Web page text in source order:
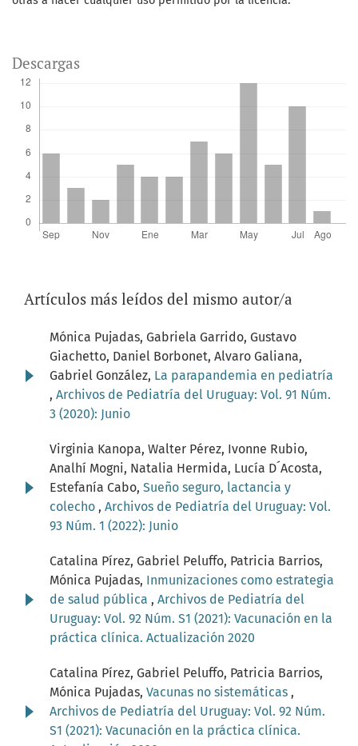
Descargas
Artículos más leídos del mismo autor/a
Mónica Pujadas, Gabriela Garrido, Gustavo
Giachetto, Daniel Borbonet, Alvaro Galiana,
Gabriel González, La parapandemia en pediatría
, Archivos de Pediatría del Uruguay: Vol. 91 Núm.
3 (2020): Junio
Virginia Kanopa, Walter Pérez, Ivonne Rubio,
Analhí Mogni, Natalia Hermida, Lucía D´Acosta,
Estefanía Cabo, Sueño seguro, lactancia y
colecho , Archivos de Pediatría del Uruguay: Vol.
93 Núm. 1 (2022): Junio
Catalina Pírez, Gabriel Peluffo, Patricia Barrios,
Mónica Pujadas, Inmunizaciones como estrategia
de salud pública , Archivos de Pediatría del
Uruguay: Vol. 92 Núm. S1 (2021): Vacunación en la
práctica clínica. Actualización 2020
Catalina Pírez, Gabriel Peluffo, Patricia Barrios,
Mónica Pujadas, Vacunas no sistemáticas ,
Archivos de Pediatría del Uruguay: Vol. 92 Núm.
S1 (2021): Vacunación en la práctica clínica.